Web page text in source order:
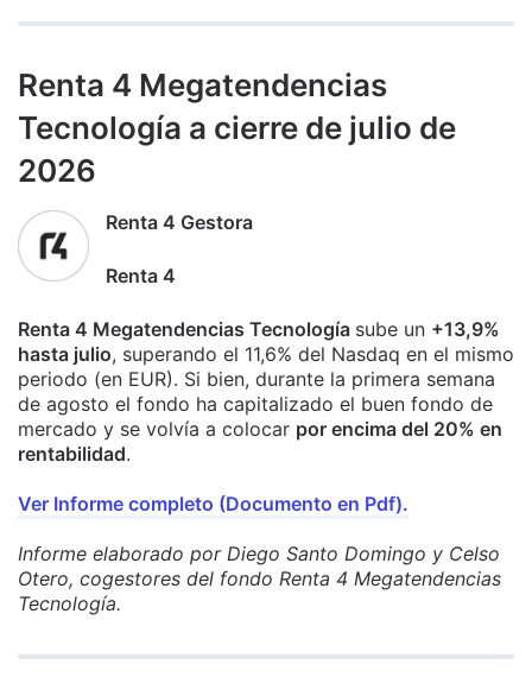
Renta 4 Megatendencias
Tecnología a cierre de julio de
2026
Renta 4 Gestora
Renta 4
Renta 4 Megatendencias Tecnología sube un +13,9%
hasta julio, superando el 11,6% del Nasdaq en el mismo
periodo (en EUR). Si bien, durante la primera semana
de agosto el fondo ha capitalizado el buen fondo de
mercado y se volvía a colocar por encima del 20% en
rentabilidad.
Ver Informe completo (Documento en Pdf).
Informe elaborado por Diego Santo Domingo y Celso
Otero, cogestores del fondo Renta 4 Megatendencias
Tecnología.